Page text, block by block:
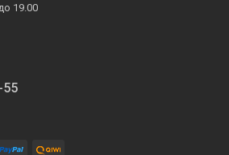
19.00
55